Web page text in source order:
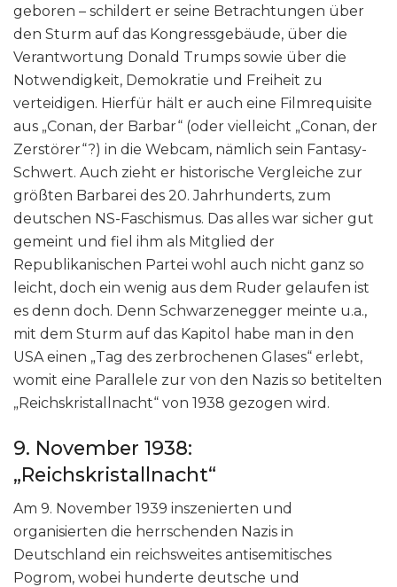
geboren – schildert er seine Betrachtungen über
den Sturm auf das Kongressgebäude, über die
Verantwortung Donald Trumps sowie über die
Notwendigkeit, Demokratie und Freiheit zu
verteidigen. Hierfür hält er auch eine Filmrequisite
aus „Conan, der Barbar“ (oder vielleicht „Conan, der
Zerstörer“?) in die Webcam, nämlich sein Fantasy-
Schwert. Auch zieht er historische Vergleiche zur
größten Barbarei des 20. Jahrhunderts, zum
deutschen NS-Faschismus. Das alles war sicher gut
gemeint und fiel ihm als Mitglied der
Republikanischen Partei wohl auch nicht ganz so
leicht, doch ein wenig aus dem Ruder gelaufen ist
es denn doch. Denn Schwarzenegger meinte u.a.,
mit dem Sturm auf das Kapitol habe man in den
USA einen „Tag des zerbrochenen Glases“ erlebt,
womit eine Parallele zur von den Nazis so betitelten
„Reichskristallnacht“ von 1938 gezogen wird.
9. November 1938:
„Reichskristallnacht“
Am 9. November 1939 inszenierten und
organisierten die herrschenden Nazis in
Deutschland ein reichsweites antisemitisches
Pogrom, wobei hunderte deutsche und